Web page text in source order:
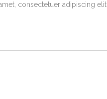
consectetuer adipiscing elit.